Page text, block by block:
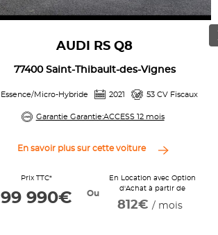
AUDI RS Q8
77400 Saint-Thibault-des-Vignes
Essence/Micro-Hybride 2021 53 CV Fiscaux
Garantie Garantie:ACCESS 12 mois
En savoir plus sur cette voiture
Prix TTC*
99 990€ Ou
En Location avec Option
d'Achat à partir de
812€ / mois